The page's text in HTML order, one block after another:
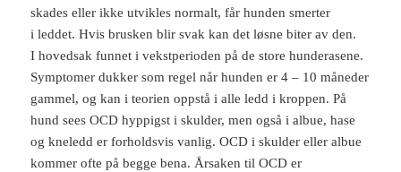
skades eller ikke utvikles normalt, får hunden smerter
i leddet. Hvis brusken blir svak kan det løsne biter av den.
I hovedsak funnet i vekstperioden på de store hunderasene.
Symptomer dukker som regel når hunden er 4 – 10 måneder
gammel, og kan i teorien oppstå i alle ledd i kroppen. På
hund sees OCD hyppigst i skulder, men også i albue, hase
og kneledd er forholdsvis vanlig. OCD i skulder eller albue
kommer ofte på begge bena. Årsaken til OCD er